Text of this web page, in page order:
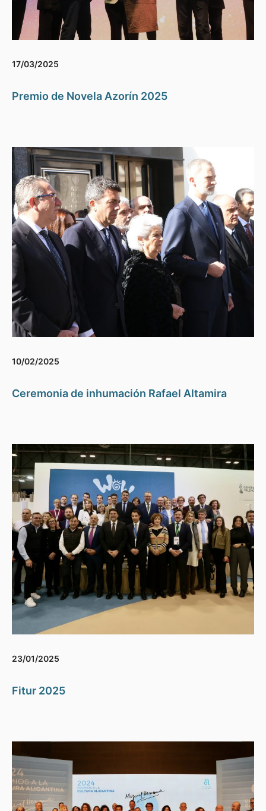
17/03/2025
Premio de Novela Azorín 2025
10/02/2025
Ceremonia de inhumación Rafael Altamira
23/01/2025
Fitur 2025